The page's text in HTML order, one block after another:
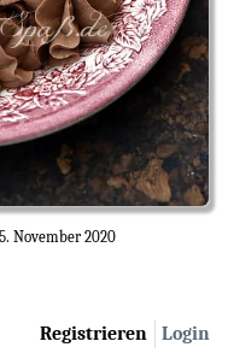
November 2020
Login
Registrieren